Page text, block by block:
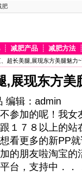
肥
┊ 减肥产品 ┊ 减肥方法
超长美腿,展现东方美腿魅力
,展现东方美
编辑：admin
参加的呢！我女
１７８以上的站
看更多的新PP
的朋友啦淘宝
台，支持中．．